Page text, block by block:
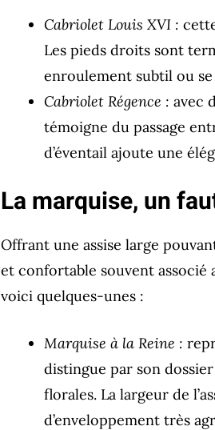
Cabriolet Louis XVI :
Les pieds droits sont
enroulement subtil ou
Cabriolet Régence : avec
témoigne du passage
d’éventail ajoute une
La marquise, un
Offrant une assise large
et confortable souvent associé
voici quelques-unes :
Marquise à la Reine :
distingue par son
florales. La largeur de
d’enveloppement très